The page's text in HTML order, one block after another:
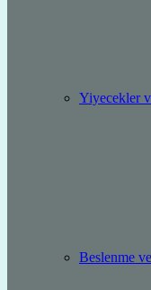
Yiyecekler
Beslenme